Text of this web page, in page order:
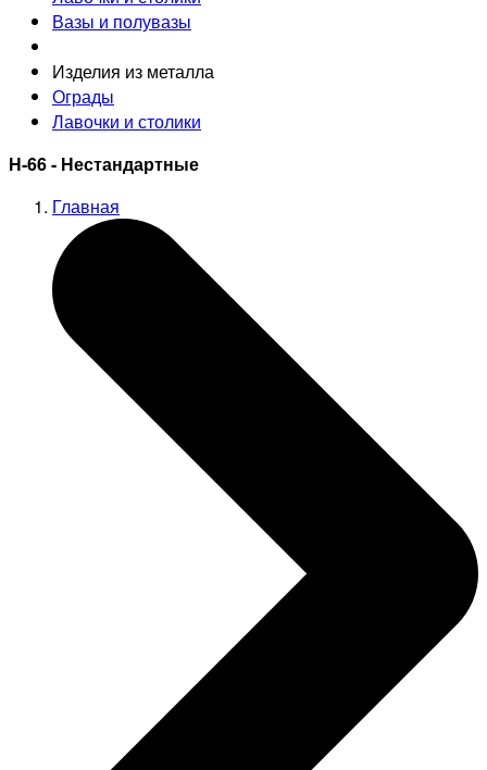
Вазы и полувазы
Изделия из металла
Ограды
Лавочки и столики
Н-66 - Нестандартные
Главная